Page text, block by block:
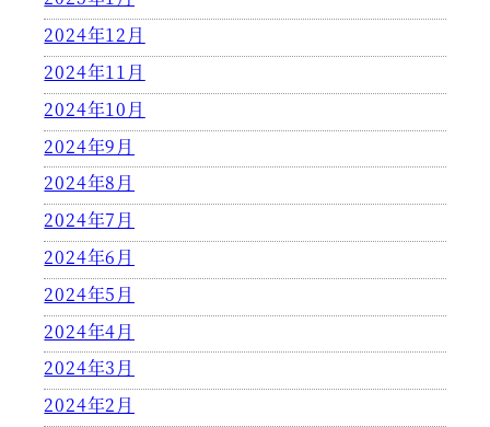
2024年12月
2024年11月
2024年10月
2024年9月
2024年8月
2024年7月
2024年6月
2024年5月
2024年4月
2024年3月
2024年2月